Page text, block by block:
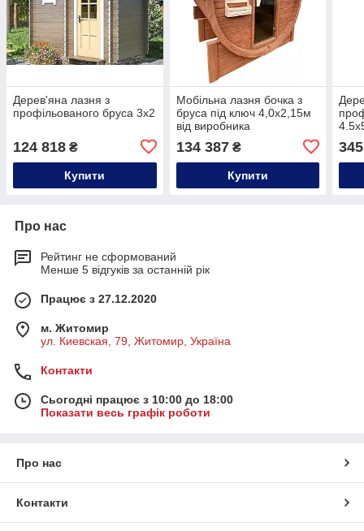
Дерев'яна лазня з
профільованого бруса 3х2
124 818 ₴
Купити
Мобільна лазня бочка з
бруса під ключ 4,0х2,15м
від виробника
134 387₴
Купити
Про нас
Рейтинг не сформований
Менше 5 відгуків за останній рік
Працює з 27.12.2020
м. Житомир
ул. Киевская, 79, Житомир, Україна
Контакти
Сьогодні працює з 10:00 до 18:00
Показати весь графік роботи
Про нас
Контакти